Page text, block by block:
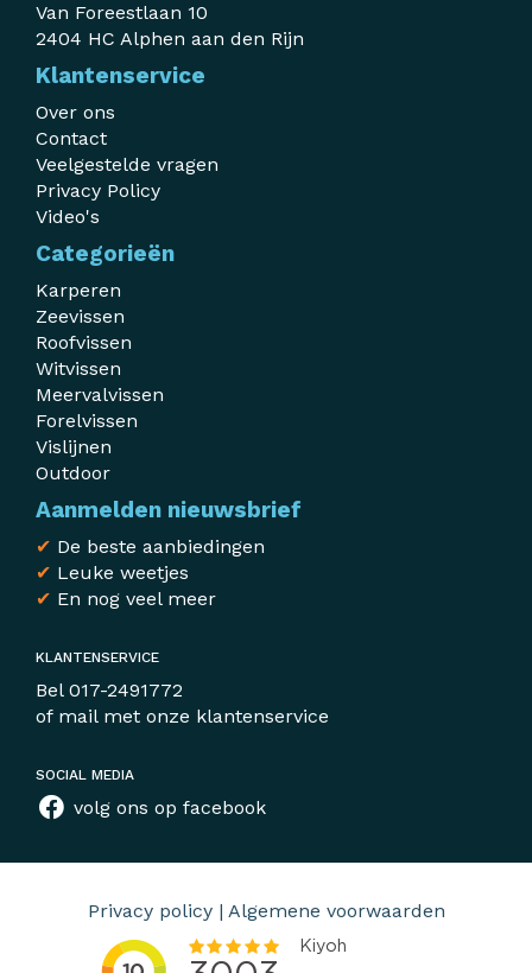
Van Foreestlaan 10
2404 HC Alphen aan den Rijn
Klantenservice
Over ons
Contact
Veelgestelde vragen
Privacy Policy
Video's
Categorieën
Karperen
Zeevissen
Roofvissen
Witvissen
Meervalvissen
Forelvissen
Vislijnen
Outdoor
Aanmelden nieuwsbrief
✔ De beste aanbiedingen
✔ Leuke weetjes
✔ En nog veel meer
KLANTENSERVICE
Bel 017-2491772
of mail met onze klantenservice
SOCIAL MEDIA
volg ons op facebook
Privacy policy| Algemene voorwaarden